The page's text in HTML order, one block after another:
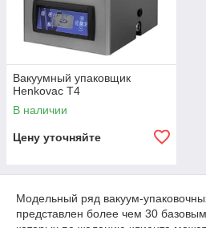
Вакуумный упаковщик
Henkovac T4
В наличии
Цену уточняйте
Модельный ряд вакуум-
представлен более чем 30